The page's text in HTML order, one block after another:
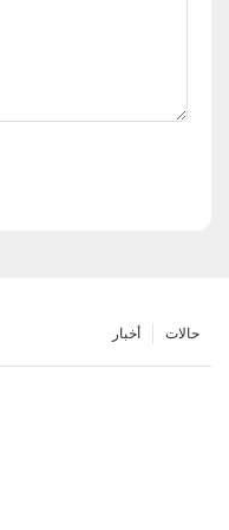
حالات أخبار